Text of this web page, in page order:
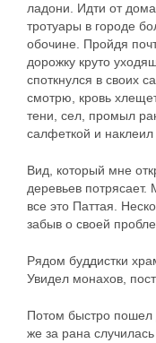
ладони. Идти от
тротуары в городе
обочине. Пройдя
дорожку круто
споткнулся в своих
смотрю, кровь
тени, сел, промыл
салфеткой и
Вид, который мне
деревьев
все это Паттая.
забыв о своей
Рядом буддистки
Увидел монахов,
Потом быстро пошел
же за рана